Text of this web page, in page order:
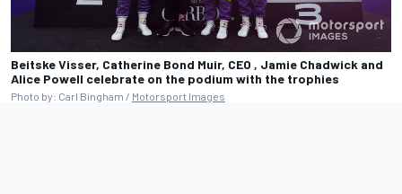
Beitske Visser, Catherine Bond Muir, CEO , Jamie Chadwick and
Alice Powell celebrate on the podium with the trophies
Photo by: Carl Bingham / Motorsport Images